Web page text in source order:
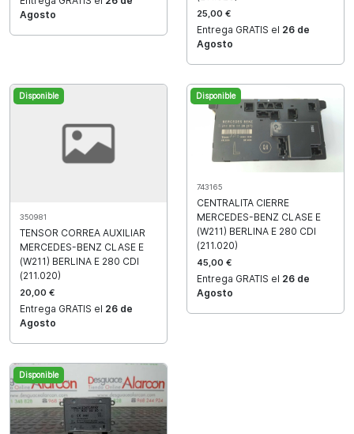
Agosto
25,00 €
Entrega GRATIS el 26 de
Agosto
Disponible
350981
TENSOR CORREA AUXILIAR
MERCEDES-BENZ CLASE E
(W211) BERLINA E 280 CDI
(211.020)
20,00 €
Entrega GRATIS el 26 de
Agosto
Disponible
743165
CENTRALITA CIERRE
MERCEDES-BENZ CLASE E
(W211) BERLINA E 280 CDI
(211.020)
45,00 €
Entrega GRATIS el 26 de
Agosto
Disponible